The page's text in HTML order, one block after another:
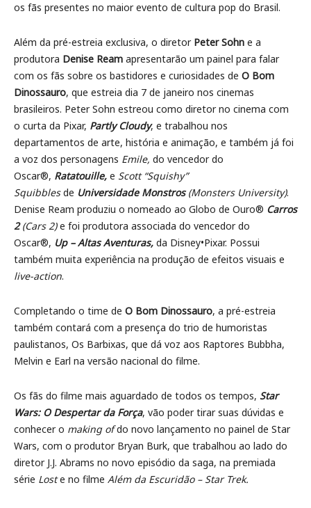
os fãs presentes no maior evento de cultura pop do Brasil.
Além da pré-estreia exclusiva, o diretor Peter Sohn e a
produtora Denise Ream apresentarão um painel para falar
com os fãs sobre os bastidores e curiosidades de O Bom
Dinossauro, que estreia dia 7 de janeiro nos cinemas
brasileiros. Peter Sohn estreou como diretor no cinema com
o curta da Pixar, Partly Cloudy, e trabalhou nos
departamentos de arte, história e animação, e também já foi
a voz dos personagens Emile, do vencedor do
Oscar®, Ratatouille, e Scott “Squishy”
Squibblesde Universidade Monstros (Monsters University).
Denise Ream produziu o nomeado ao Globo de Ouro® Carros
2(Cars 2)e foi produtora associada do vencedor do
Oscar®, Up – Altas Aventuras, da Disney•Pixar. Possui
também muita experiência na produção de efeitos visuais e
live-action.
Completando o time de O Bom Dinossauro, a pré-estreia
também contará com a presença do trio de humoristas
paulistanos, Os Barbixas, que dá voz aos Raptores Bubbha,
Melvin e Earl na versão nacional do filme.
Os fãs do filme mais aguardado de todos os tempos, Star
Wars: O Despertar da Força, vão poder tirar suas dúvidas e
conhecer o making ofdo novo lançamento no painel de Star
Wars, com o produtor Bryan Burk, que trabalhou ao lado do
diretor J.J. Abrams no novo episódio da saga, na premiada
série Loste no filme Além da Escuridão – Star Trek.